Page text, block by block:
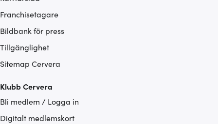
Franchisetagare
Bildbank för press
Tillgänglighet
Sitemap Cervera
Klubb Cervera
Bli medlem / Logga in
Digitalt medlemskort